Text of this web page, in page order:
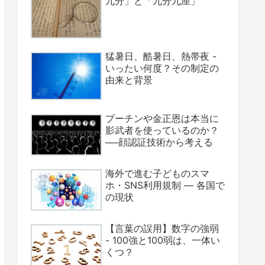
猛暑日、酷暑日、熱帯夜 -
いったい何度？その制定の
由来と背景
プーチンや金正恩は本当に
影武者を使っているのか？
──顔認証技術から考える
海外で進む子どものスマ
ホ・SNS利用規制 ― 各国で
の現状
【言葉の誤用】数字の強弱
- 100強と100弱は、一体い
くつ？